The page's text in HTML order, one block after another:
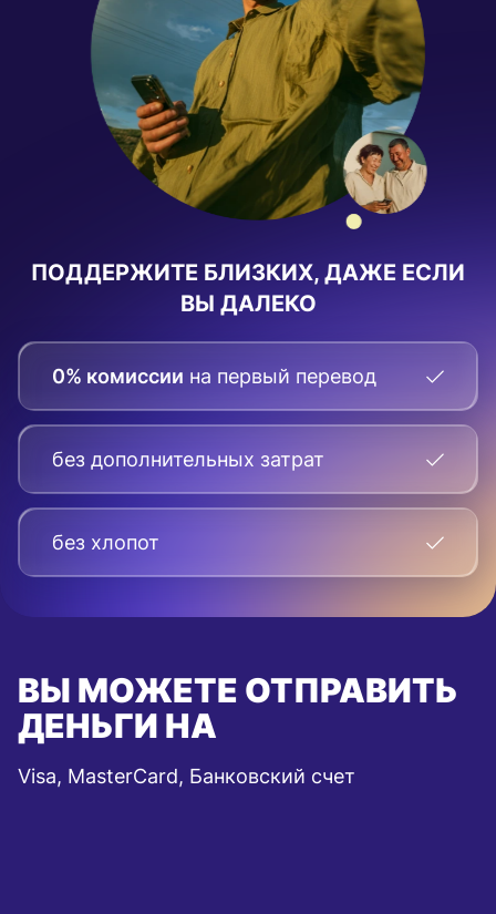
ПОДДЕРЖИТЕ БЛИЗКИХ, ДАЖЕ ЕСЛИ
ВЫ ДАЛЕКО
0% комиссии на первый перевод
без дополнительных затрат
без хлопот
ВЫ МОЖЕТЕ ОТПРАВИТЬ
ДЕНЬГИ НА
Visa, MasterCard, Банковский счет